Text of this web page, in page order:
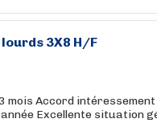
3X8 H/F
mois Accord
Excellente situation